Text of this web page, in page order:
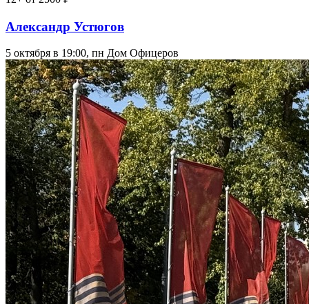
Александр Устюгов
5 октября в 19:00, пн Дом Офицеров